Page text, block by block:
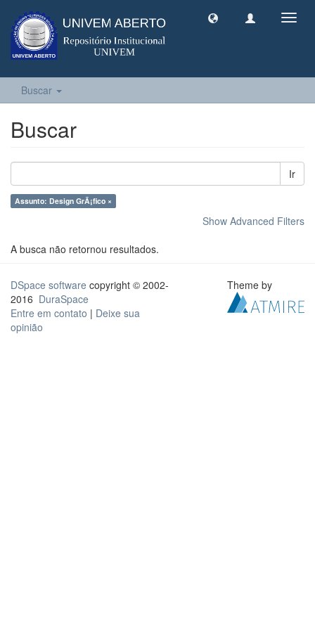
Buscar
Buscar
Ir
Assunto: Design GrÃ¡fico ×
Show Advanced Filters
A busca não retornou resultados.
DSpace software copyright © 2002-
2016 DuraSpace
Entre em contato | Deixe sua
opinião
Theme by